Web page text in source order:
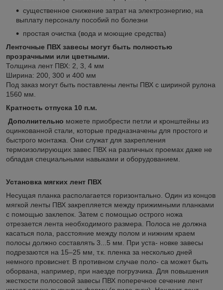
существенное снижение затрат на электроэнергию, на
выплату персоналу пособий по болезни
простая очистка (вода и моющие средства)
Ленточные ПВХ завесы могут быть полностью
прозрачными или цветными.
Толщина лент ПВХ: 2, 3, 4 мм
Ширина: 200, 300 и 400 мм
Под заказ могут быть поставлены ленты ПВХ с шириной рулона
1560 мм.
Кратность отпуска 10 п.м.
Дополнительно можете приобрести петли и кронштейны из
оцинкованной стали, которые предназначены для простого и
быстрого монтажа. Они служат для закрепления
термоизолирующих завес ПВХ на различных проемах даже не
обладая специальными навыками и оборудованием.
Установка мягких лент ПВХ
Несущая планка располагается горизонтально. Один из концов
мягкой ленты ПВХ закрепляется между прижимными планками
с помощью заклепок. Затем с помощью острого ножа
отрезается лента необходимого размера. Полоса не должна
касаться пола, расстояние между полом и нижним краем
полосы должно составлять 3...5 мм. При уста- новке завесы
подрезаются на 15–25 мм, т.к. пленка за несколько дней
немного провиснет. В противном случае поло- са может быть
оборвана, например, при наезде погрузчика. Для повышения
жесткости полосовой завесы ПВХ поперечное сечение лент